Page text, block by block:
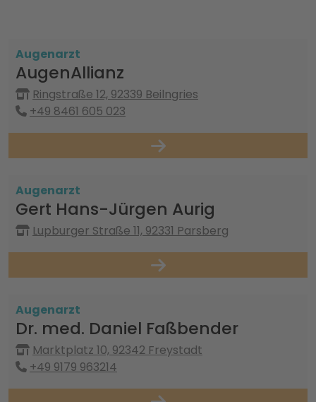
Augenarzt
AugenAllianz
Ringstraße 12, 92339 Beilngries
+49 8461 605 023
Augenarzt
Gert Hans-Jürgen Aurig
Lupburger Straße 11, 92331 Parsberg
Augenarzt
Dr. med. Daniel Faßbender
Marktplatz 10, 92342 Freystadt
+49 9179 963214